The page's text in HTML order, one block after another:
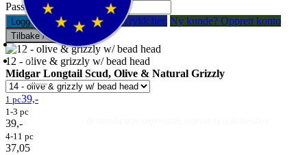
Fluer
Passord:
Logg inn Glemt passord? Trykk her. Ny kunde? Opprett konto
Tilbake / Lukk
12 - olive & grizzly w/ bead head
Midgar Longtail Scud, Olive & Natural Grizzly
1 pc39,-
1-3 pc
39,-
4-11 pc
37,05